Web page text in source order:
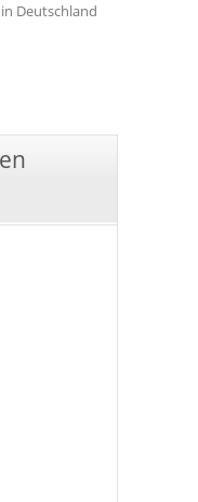
Deutschland